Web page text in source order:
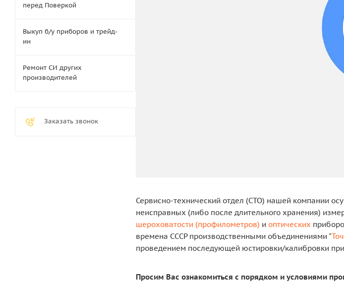
Сервисно-технический отдел (СТО) нашей компании
неисправных (либо после длительного хранения)
шероховатости (профилометров) и оптических
времена СССР производственными объединениями "
проведением последующей юстировки/калибровки
Просим Вас ознакомиться с порядком и условиями
перед Поверкой
Выкуп б/у приборов и трейд-
ин
Ремонт СИ других
производителей
Заказать звонок